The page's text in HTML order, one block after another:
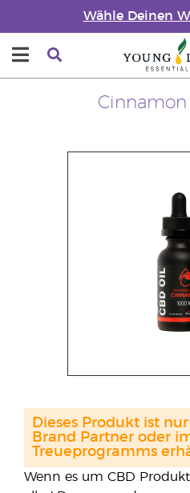
Wähle Deinen
Cinnamon
Wenn es um CBD
Dieses Produkt ist
Brand Partner oder
Treueprogramms